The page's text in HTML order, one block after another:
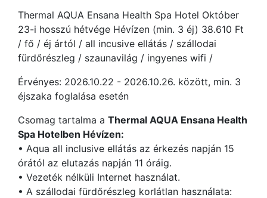
Thermal AQUA Ensana Health Spa Hotel Október
23-i hosszú hétvége Hévízen (min. 3 éj) 38.610 Ft
/ fő / éj ártól / all incusive ellátás / szállodai
fürdőrészleg / szaunavilág / ingyenes wifi /
Érvényes: 2026.10.22 - 2026.10.26. között, min. 3
éjszaka foglalása esetén
Csomag tartalma a Thermal AQUA Ensana Health
Spa Hotelben Hévízen:
• Aqua all inclusive ellátás az érkezés napján 15
órától az elutazás napján 11 óráig.
• Vezeték nélküli Internet használat.
• A szállodai fürdőrészleg korlátlan használata: